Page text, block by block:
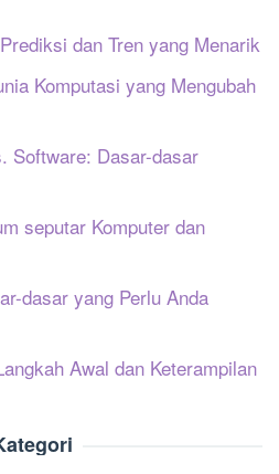
dan Tren yang Menarik
Komputasi yang Mengubah
Software: Dasar-dasar
seputar Komputer dan
dasar yang Perlu Anda
Awal dan Keterampilan